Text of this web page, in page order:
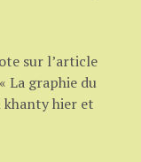
sur l’article
La graphie du
khanty hier et